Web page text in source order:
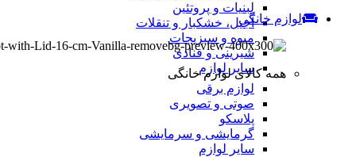
لبنیات و پروتئین
آجیل، خشکبار و تنقلات
میوه و سبزیجات
شیرینی و قنادی
سایر لوازم
لوازم خانگی
همه کالای لوازم خانگی
لوازم برقی
صوتی و تصویری
پلاسکو
گرمایشی و سرمایشی
سایر لوازم